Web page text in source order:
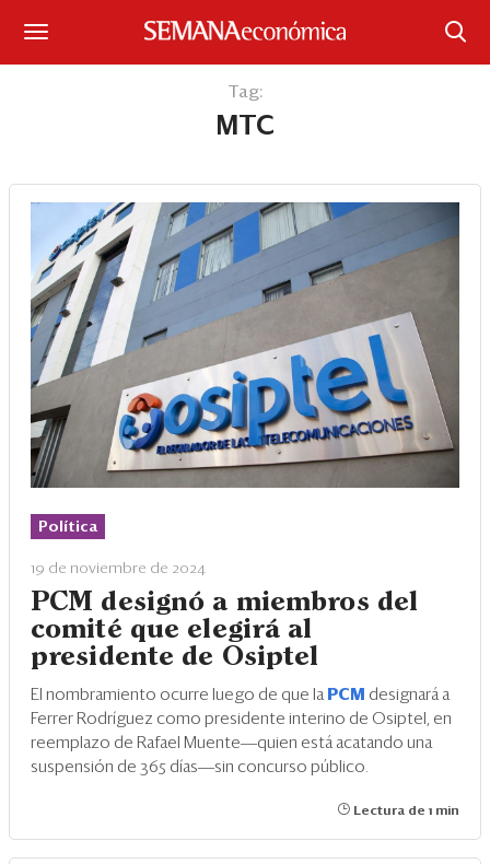
Portada
¿Qué está pasando?
Sectores y Empresas
Management
Economía y Finanzas
Legal y Política
Eventos
Blogs
Ranking CEO
Edición Impresa
Tag:
MTC
Política
19 de noviembre de 2024
PCM designó a miembros del
comité que elegirá al
presidente de Osiptel
El nombramiento ocurre luego de que la PCM designará a
Ferrer Rodríguez como presidente interino de Osiptel, en
reemplazo de Rafael Muente―quien está acatando una
suspensión de 365 días―sin concurso público.
Lectura de 1 min